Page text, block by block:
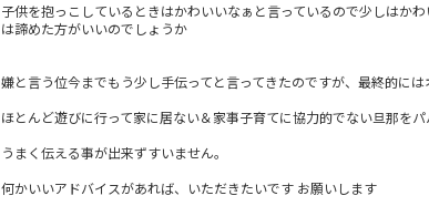
子供を抱っこしているときはかわいいなぁと言っているので少しはか
は諦めた方がいいのでしょうか
嫌と言う位今までもう少し手伝ってと言ってきたのですが、最終的に
ほとんど遊びに行って家に居ない＆家事子育てに協力的でない旦那を
うまく伝える事が出来ずすいません。
何かいいアドバイスがあれば、いただきたいです お願いします